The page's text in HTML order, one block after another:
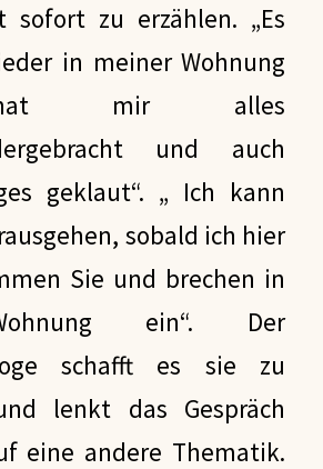
sofort zu erzählen. „Es
in meiner Wohnung
mir alles
und auch
geklaut“. „ Ich kann
sobald ich hier
Sie und brechen in
ein“. Der
schafft es sie zu
lenkt das Gespräch
eine andere Thematik.